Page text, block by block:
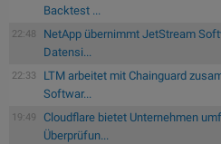
Backtest ...
22:48
NetApp übernimmt JetStream
Datensi...
22:33
LTM arbeitet mit Chainguard
Softwar...
19:49
Cloudflare bietet Unternehmen
Überprüfun...